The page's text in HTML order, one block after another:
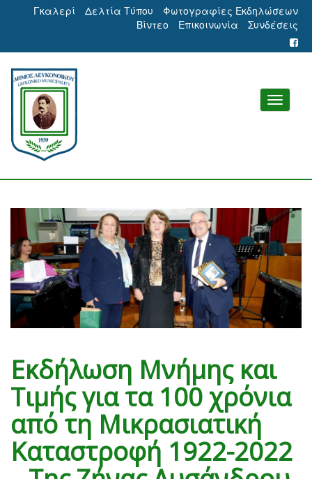
Γκαλερί Δελτία Τύπου
Φωτογραφίες Εκδηλώσεων
Βίντεο
Επικοινωνία Συνδέσεις
Εκδήλωση Μνήμης και
Τιμής για τα 100 χρόνια
από τη Μικρασιατική
Καταστροφή 1922-2022